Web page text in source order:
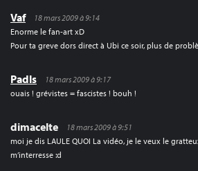
Vaf
18 mars 2009 à 9:14
Enorme le fan-art xD
Pour ta greve dors direct à Ubi ce soir, plus de
Padls
18 mars 2009 à 9:17
ouais ! grévistes = fascistes ! bouh !
dimacelte
18 mars 2009 à 9:51
moi je dis LAULE QUOI La vidéo, je le veux le
m’interresse :d